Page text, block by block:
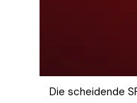
Die scheidende